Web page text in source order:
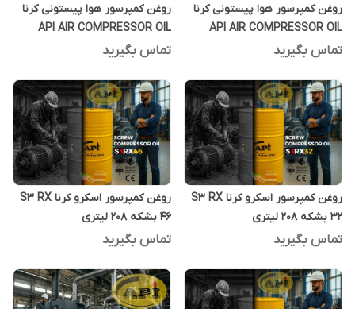
روغن کمپرسور هوا پیستونی کرنا
API AIR COMPRESSOR OIL
CORENA S2P68 بیست لیتری
تماس بگیرید
روغن کمپرسور هوا پیستونی کرنا
API AIR COMPRESSOR OIL
CORENA S2P46 بیست لیتری
تماس بگیرید
روغن کمپرسور اسکرو کرنا S3 RX
32 بشکه 208 لیتری
تماس بگیرید
روغن کمپرسور اسکرو کرنا S3 RX
46 بشکه 208 لیتری
تماس بگیرید